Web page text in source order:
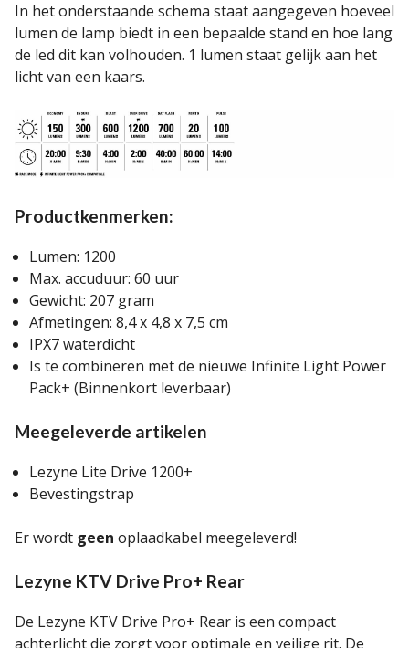
In het onderstaande schema staat aangegeven hoeveel
lumen de lamp biedt in een bepaalde stand en hoe lang
de led dit kan volhouden. 1 lumen staat gelijk aan het
licht van een kaars.
Productkenmerken:
Lumen: 1200
Max. accuduur: 60 uur
Gewicht: 207 gram
Afmetingen: 8,4 x 4,8 x 7,5 cm
IPX7 waterdicht
Is te combineren met de nieuwe Infinite Light Power
Pack+ (Binnenkort leverbaar)
Meegeleverde artikelen
Lezyne Lite Drive 1200+
Bevestingstrap
Er wordt geen oplaadkabel meegeleverd!
Lezyne KTV Drive Pro+ Rear
De Lezyne KTV Drive Pro+ Rear is een compact
achterlicht die zorgt voor optimale en veilige rit. De